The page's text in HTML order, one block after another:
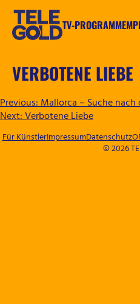
Zum
springen
TV-PROGRAMM
VERBOTENE LIEBE
Previous:Mallorca – Suche nach
Next:Verbotene Liebe
© 2026
Für KünstlerImpressumDatenschutz